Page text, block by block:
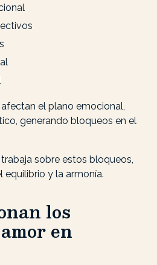
el plano emocional,
generando bloqueos en el
trabaja sobre estos bloqueos,
equilibrio y la armonía.
los
en